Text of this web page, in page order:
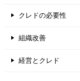
クレドの必要性
組織改善
経営とクレド